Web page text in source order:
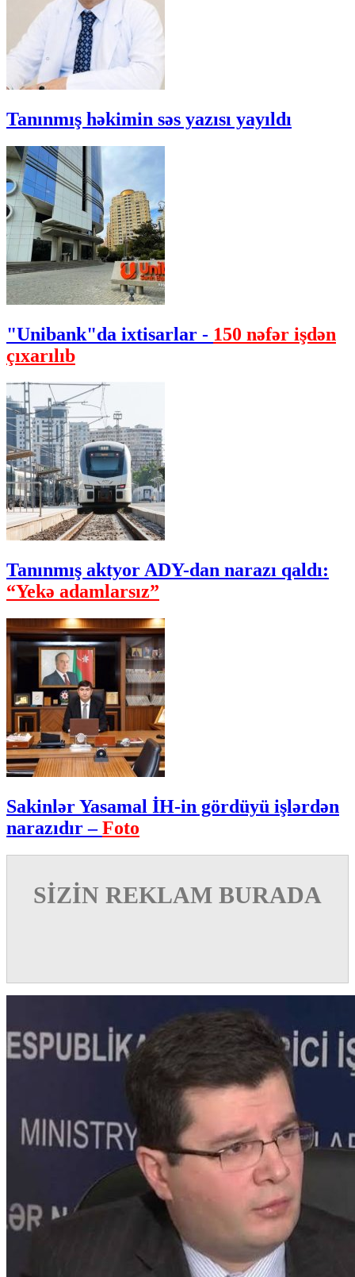
Tanınmış həkimin səs yazısı yayıldı
"Unibank"da ixtisarlar - 150 nəfər işdən
çıxarılıb
Tanınmış aktyor ADY-dan narazı qaldı:
“Yekə adamlarsız”
Sakinlər Yasamal İH-in gördüyü işlərdən
narazıdır –Foto
SİZİN REKLAM BURADA